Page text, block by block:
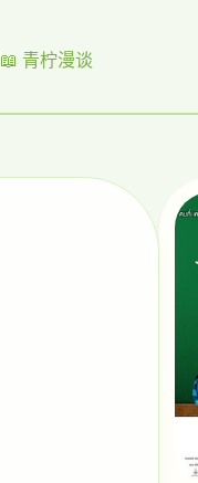
📖 青柠漫谈